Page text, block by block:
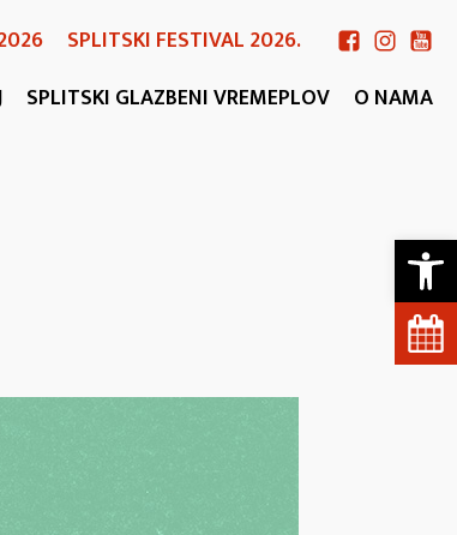
SPLITSKI FESTIVAL 2026.
SPLITSKI GLAZBENI VREMEPLOV O NAMA